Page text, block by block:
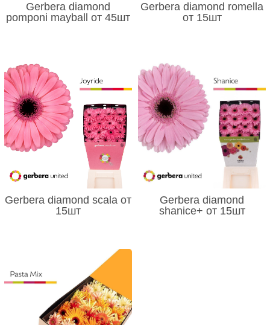
Gerbera diamond
pomponi mayball от 45шт
Gerbera diamond romella
от 15шт
Gerbera diamond scala от
15шт
Gerbera diamond
shanice+ от 15шт